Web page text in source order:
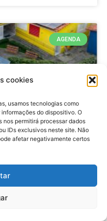
cookies
usamos tecnologias como
do dispositivo. O
permitirá processar dados
IDs exclusivos neste site. Não
afetar negativamente certos
AGENDA
Pedagógica
acontecerá